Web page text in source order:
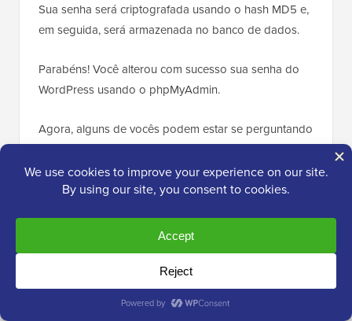
Sua senha será criptografada usando o hash MD5 e,
em seguida, será armazenada no banco de dados.
Parabéns! Você alterou com sucesso sua senha do
WordPress usando o phpMyAdmin.
Agora, alguns de vocês podem estar se perguntando
por que selecionamos o hash MD5 para criptografar
a senha.
MD5 para criptografar senhas. Desde o WordPress
2.5, ele começou a usar tecnologias de criptografia
mais fortes. No entanto, o WordPress ainda
reconhece o MD5 para fornecer compatibilidade